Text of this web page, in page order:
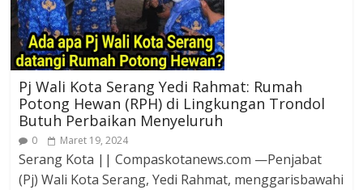
Pj Wali Kota Serang Yedi Rahmat: Rumah
Potong Hewan (RPH) di Lingkungan Trondol
Butuh Perbaikan Menyeluruh
0 Maret 19, 2024
Serang Kota || Compaskotanews.com —Penjabat
(Pj) Wali Kota Serang, Yedi Rahmat, menggarisbawahi